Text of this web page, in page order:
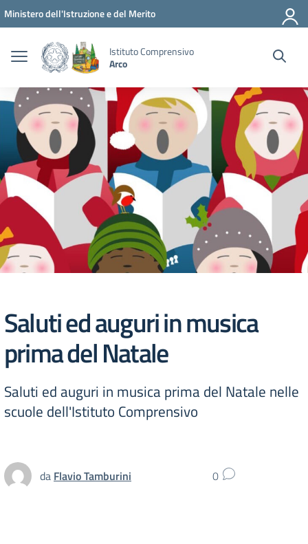
Vai ai contenuti
Vai al menu di navigazione
Vai al footer
Ministero dell'Istruzione e del Merito
Istituto Comprensivo
Arco
Saluti ed auguri in musica
prima del Natale
Saluti ed auguri in musica prima del Natale nelle
scuole dell'Istituto Comprensivo
da Flavio Tamburini 0